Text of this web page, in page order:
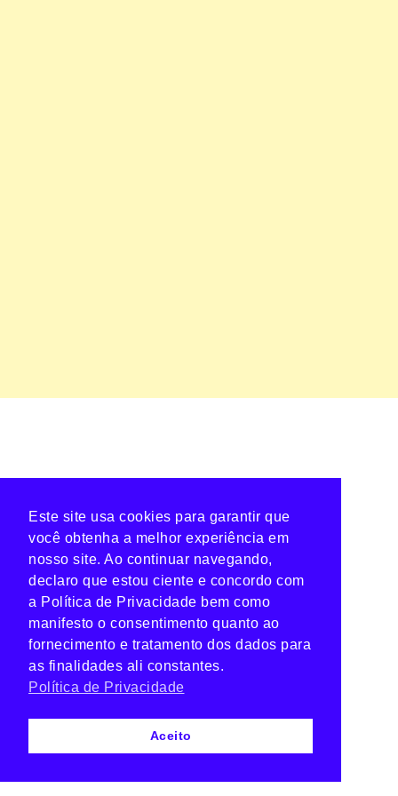
Este site usa cookies para garantir que
você obtenha a melhor experiência em
nosso site. Ao continuar navegando,
declaro que estou ciente e concordo com
a Política de Privacidade bem como
manifesto o consentimento quanto ao
fornecimento e tratamento dos dados para
as finalidades ali constantes.
Política de Privacidade
Aceito